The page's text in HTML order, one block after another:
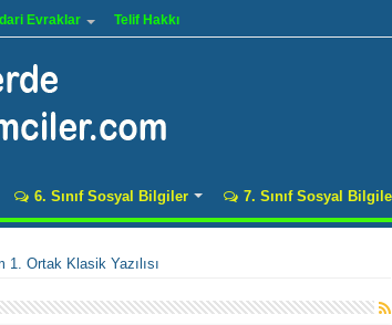
İdari Evraklar Telif Hakkı
6. Sınıf Sosyal Bilgiler 7. Sınıf Sosyal
1. Ortak Klasik Yazılısı